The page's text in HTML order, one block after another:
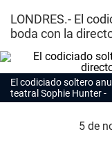
LONDRES.- El
boda con la
El codiciado soltero
teatral Sophie Hunter
5 de